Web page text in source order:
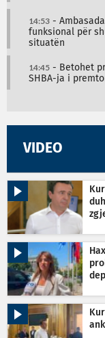
14:53 -
funksional për
situatën
14:45 - Betohet
SHBA-ja i
VIDEO